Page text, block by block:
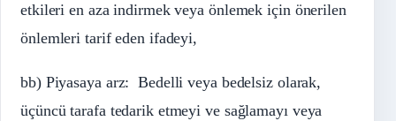
etkileri en aza indirmek veya önlemek için önerilen
önlemleri tarif eden ifadeyi,
bb) Piyasaya arz: Bedelli veya bedelsiz olarak,
üçüncü tarafa tedarik etmeyi ve sağlamayı veya